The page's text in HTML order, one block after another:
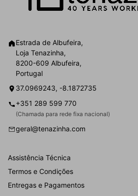
Estrada de Albufeira,
Loja Tenazinha,
8200-609 Albufeira,
Portugal
37.0969243, -8.1872735
+351 289 599 770
(Chamada para rede fixa nacional)
geral@tenazinha.com
Assistência Técnica
Termos e Condições
Entregas e Pagamentos